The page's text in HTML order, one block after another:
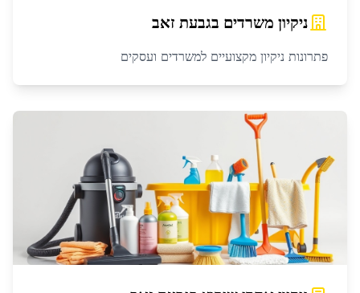
ניקיון משרדים בגבעת זאב
פתרונות ניקיון מקצועיים למשרדים ועסקים